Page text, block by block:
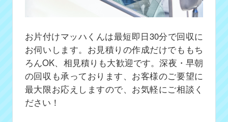
お片付けマッハくんは最短即日30分で回収に
お伺いします。お見積りの作成だけでももち
ろんOK、相見積りも大歓迎です。深夜・早朝
の回収も承っております、お客様のご要望に
最大限お応えしますので、お気軽にご相談く
ださい！